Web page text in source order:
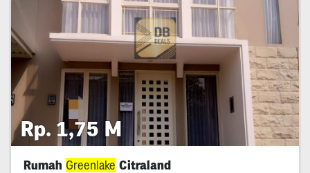
Rp. 1,75 M
Rumah Greenlake Citraland